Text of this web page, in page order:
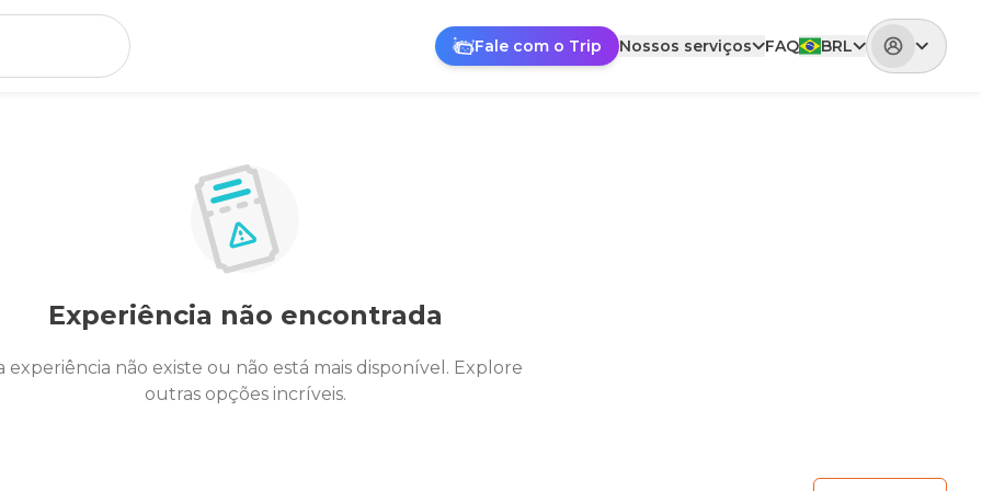
Fale com o Trip Nossos serviços FAQ BRL
Experiência não encontrada
experiência não existe ou não está mais disponível. Explore
outras opções incríveis.